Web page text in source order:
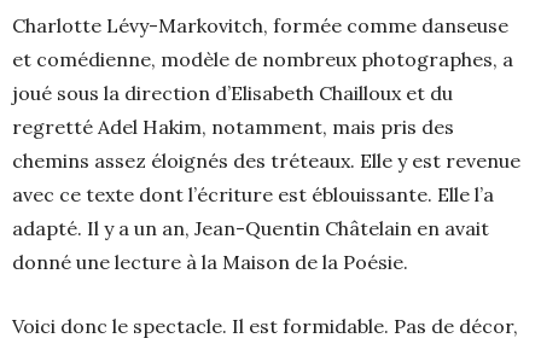
Charlotte Lévy-Markovitch, formée comme danseuse
et comédienne, modèle de nombreux photographes, a
joué sous la direction d’Elisabeth Chailloux et du
regretté Adel Hakim, notamment, mais pris des
chemins assez éloignés des tréteaux. Elle y est revenue
avec ce texte dont l’écriture est éblouissante. Elle l’a
adapté. Il y a un an, Jean-Quentin Châtelain en avait
donné une lecture à la Maison de la Poésie.
Voici donc le spectacle. Il est formidable. Pas de décor,